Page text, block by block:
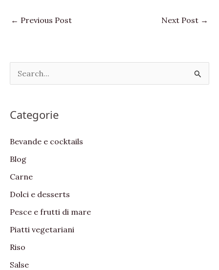
← Previous Post Next Post →
e
r
f
o
r
:
Categorie
Bevande e cocktails
Blog
Carne
Dolci e desserts
Pesce e frutti di mare
Piatti vegetariani
Riso
Salse